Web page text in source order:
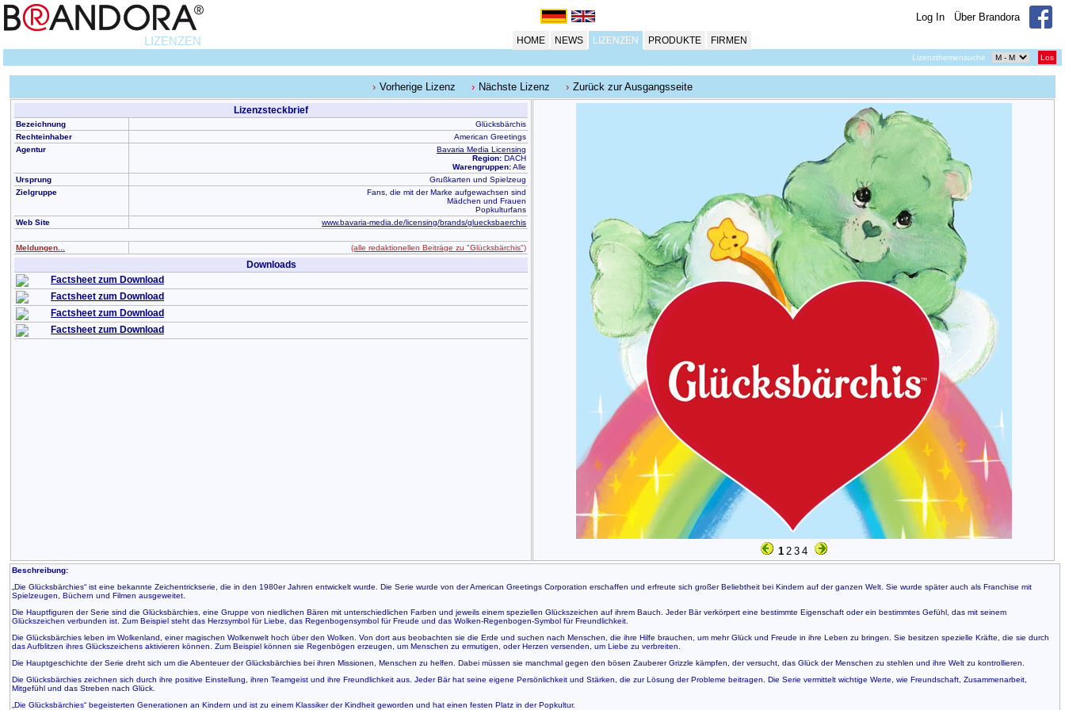
Log In Über Brandora
LIZENZEN HOME NEWS LIZENZEN PRODUKTE FIRMEN
Lizenzthemensuche Los
Vorherige Lizenz Nächste Lizenz Zurück zur Ausgangsseite
Lizenzsteckbrief
Bezeichnung
Glücksbärchis
Rechteinhaber
American Greetings
Agentur
Bavaria Media Licensing
Region: DACH
Warengruppen:Alle
Ursprung
Grußkarten und Spielzeug
Zielgruppe
Fans, die mit der Marke aufgewachsen sind
Mädchen und Frauen
Popkulturfans
Web Site
www.bavaria-media.de/licensing/brands/gluecksbaerchis
Meldungen... (alle redaktionellen Beiträge zu "Glücksbärchis")
Downloads
Factsheet zum Download
Factsheet zum Download
Factsheet zum Download
Factsheet zum Download
1 2 3 4
Beschreibung:
„Die Glücksbärchies“ ist eine bekannte Zeichentrickserie, die in den 1980er Jahren entwickelt wurde. Die Serie wurde von der American Greetings Corporation erschaffen und erfreute sich großer Beliebtheit bei Kindern auf der ganzen Welt. Sie wurde später auch als Franchise mit
Spielzeugen, Büchern und Filmen ausgeweitet.
Die Hauptfiguren der Serie sind die Glücksbärchies, eine Gruppe von niedlichen Bären mit unterschiedlichen Farben und jeweils einem speziellen Glückszeichen auf ihrem Bauch. Jeder Bär verkörpert eine bestimmte Eigenschaft oder ein bestimmtes Gefühl, das mit seinem
Glückszeichen verbunden ist. Zum Beispiel steht das Herzsymbol für Liebe, das Regenbogensymbol für Freude und das Wolken-Regenbogen-Symbol für Freundlichkeit.
Die Glücksbärchies leben im Wolkenland, einer magischen Wolkenwelt hoch über den Wolken. Von dort aus beobachten sie die Erde und suchen nach Menschen, die ihre Hilfe brauchen, um mehr Glück und Freude in ihre Leben zu bringen. Sie besitzen spezielle Kräfte, die sie durch
das Aufblitzen ihres Glückszeichens aktivieren können. Zum Beispiel können sie Regenbögen erzeugen, um Menschen zu ermutigen, oder Herzen versenden, um Liebe zu verbreiten.
Die Hauptgeschichte der Serie dreht sich um die Abenteuer der Glücksbärchies bei ihren Missionen, Menschen zu helfen. Dabei müssen sie manchmal gegen den bösen Zauberer Grizzle kämpfen, der versucht, das Glück der Menschen zu stehlen und ihre Welt zu kontrollieren.
Die Glücksbärchies zeichnen sich durch ihre positive Einstellung, ihren Teamgeist und ihre Freundlichkeit aus. Jeder Bär hat seine eigene Persönlichkeit und Stärken, die zur Lösung der Probleme beitragen. Die Serie vermittelt wichtige Werte, wie Freundschaft, Zusammenarbeit,
Mitgefühl und das Streben nach Glück.
„Die Glücksbärchies“ begeisterten Generationen an Kindern und ist zu einem Klassiker der Kindheit geworden und hat einen festen Platz in der Popkultur.